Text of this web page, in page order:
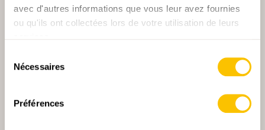
avec d'autres informations que vous leur avez fournies
ou qu'ils ont collectées lors de votre utilisation de leurs
Nécessaires
Préférences